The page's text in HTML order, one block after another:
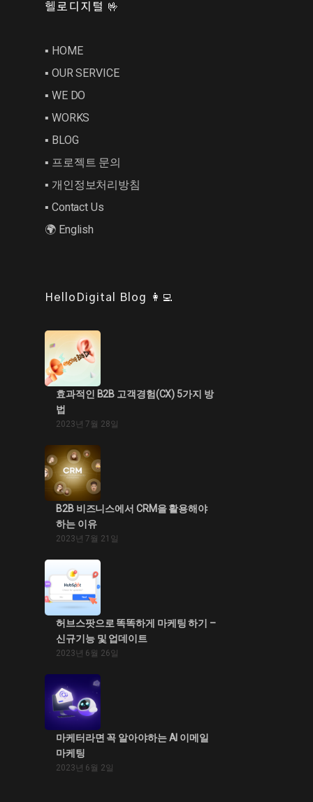
헬로디지털 🤟
▪︎ HOME
▪︎ OUR SERVICE
▪︎ WE DO
▪︎ WORKS
▪︎ BLOG
▪︎ 프로젝트 문의
▪︎ 개인정보처리방침
▪︎ Contact Us
🌍 English
HelloDigital Blog 👩‍💻
효과적인 B2B 고객경험(CX) 5가지 방
법
2023년 7월 28일
B2B 비즈니스에서 CRM을 활용해야
하는 이유
2023년 7월 21일
허브스팟으로 똑똑하게 마케팅 하기 –
신규기능 및 업데이트
2023년 6월 26일
마케터라면 꼭 알아야하는 AI 이메일
마케팅
2023년 6월 2일